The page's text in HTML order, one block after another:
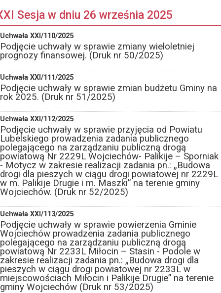
Sesja w dniu 26 września 2025
Uchwała XXI/110/2025
Podjęcie uchwały w sprawie zmiany wieloletniej
prognozy finansowej. (Druk nr 50/2025)
Uchwała XXI/111/2025
Podjęcie uchwały w sprawie zmian budżetu Gminy na
rok 2025. (Druk nr 51/2025)
Uchwała XXI/112/2025
Podjęcie uchwały w sprawie przyjęcia od Powiatu
Lubelskiego prowadzenia zadania publicznego
polegającego na zarządzaniu publiczną drogą
powiatową Nr 2229L Wojciechów- Palikije – Sporniak
- Motycz w zakresie realizacji zadania pn.: „Budowa
drogi dla pieszych w ciągu drogi powiatowej nr 2229L
w m. Palikije Drugie i m. Maszki” na terenie gminy
Wojciechów. (Druk nr 52/2025)
Uchwała XXI/113/2025
Podjęcie uchwały w sprawie powierzenia Gminie
Wojciechów prowadzenia zadania publicznego
polegającego na zarządzaniu publiczną drogą
powiatową Nr 2233L Miłocin – Stasin - Podole w
zakresie realizacji zadania pn.: „Budowa drogi dla
pieszych w ciągu drogi powiatowej nr 2233L w
miejscowościach Miłocin i Palikije Drugie” na terenie
gminy Wojciechów (Druk nr 53/2025)